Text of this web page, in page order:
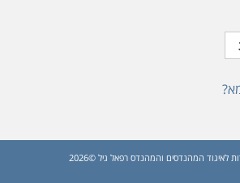
כל הזכויות שמורות לאיגוד המהנדסים והמהנדס רפאל גיל ©2026